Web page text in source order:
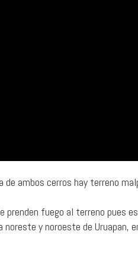
de ambos cerros hay terreno
prenden fuego al terreno pues
y noroeste de Uruapan,